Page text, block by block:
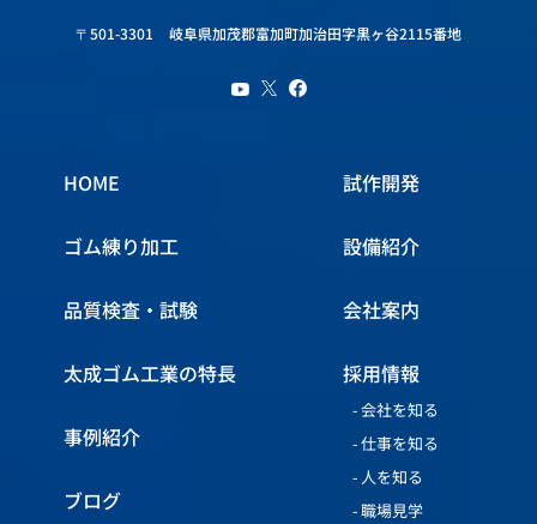
〒501-3301 岐阜県加茂郡富加町加治田字黒ヶ谷2115番地
HOME
ゴム練り加工
品質検査・試験
太成ゴム工業の特長
事例紹介
ブログ
試作開発
設備紹介
会社案内
採用情報
会社を知る
仕事を知る
人を知る
職場見学